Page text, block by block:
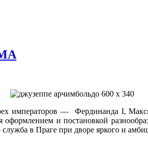
императоров — Фердинанда I,
и постановкой
в Праге при дворе яркого и